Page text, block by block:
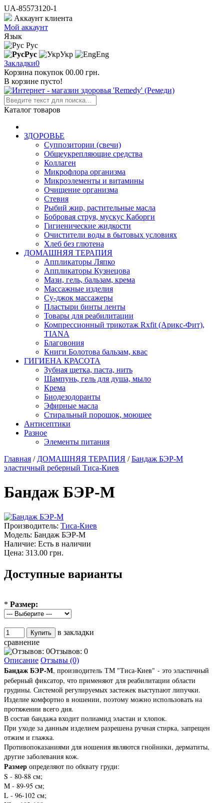
UA-85573120-1
Аккаунт клиента
Мой аккаунт
Язык
Рус
Рус
Укр
Eng
Закладки0
Корзина покупок 00.00 грн.
В корзине пусто!
Каталог товаров
ЗДОРОВЬЕ
Суппозитории (свечи)
Общеукрепляющие средства
Коллаген
Микрофлора организма
Микроэлементы и витамины
Очищение организма
Стевия
Рыбий жир, растительные масла
Бобровая струя, мускус Каборги
Гигиенические жидкости
Очистители воды в бытовых условиях
Хлеб без глютена
ДОМАШНЯЯ ТЕРАПИЯ
Аппликаторы Ляпко
Аппликаторы Кузнецова
Мази, гель, бальзам, крема
Массажные изделия
Су-джок массажеры
Пластыри бинты ленты
Товары для реабилитации
Компрессионный трикотаж Rxfit (Арикс-Фит),
TIANA
Благовония
Книги Болотова бальзам, квас
ГИГИЕНА КРАСОТА
Зубная щетка, паста, нить
Шампунь, гель для душа, мыло
Крема
Биодезодоранты
Эфирные масла
Стиральный порошок, моющее
Антисептики
Разное
Элементы питания
Главная / ДОМАШНЯЯ ТЕРАПИЯ /Бандаж БЭР-М
эластичный реберный Тиса-Киев
Бандаж БЭР-М
Производитель: Тиса-Киев
Модель: Бандаж БЭР-М
Наличие: Есть в наличии
Цена: 313.00 грн.
Доступные варианты
* Размер:
в закладки
сравнение
Отзывов: 0
Описание Отзывы (0)
Бандаж БЭР-М, производитель ТМ "Тиса-Киев" - это эластичный
реберный фиксатор, что применяют для реабилитации области
грудины. Системой регулируемых застежек выступают липучки.
Изделие комфортно в ношении, поэтому можно использовать на
протяжении всего дня.
В состав бандажа входит полиамид эластан и хлопок.
При уходе за данным изделием разрешена ручная стирка, запрещен
отжим и глажка.
Противопоказаниями для ношения являются гнойники, дерматиты,
другие заболевания кож.
Размер определяют по обхвату груди:
S - 80-88 см;
M - 89-95 см;
L - 96-102 см;